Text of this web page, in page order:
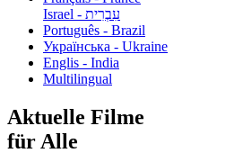
עִבְרִית - Israel
Português - Brazil
Українська - Ukraine
Englis - India
Multilingual
Aktuelle Filme
für Alle